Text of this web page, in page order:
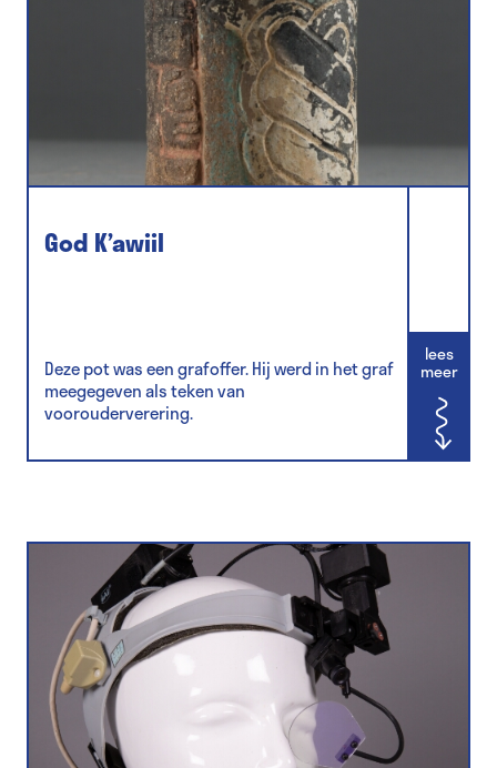
God K’awiil
Deze pot was een grafoffer. Hij werd in het graf
meegegeven als teken van
voorouderverering.
lees
meer